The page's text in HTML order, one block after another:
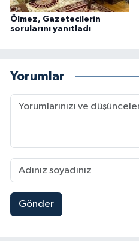
Ölmez, Gazetecilerin
sorularını yanıtladı
Yorumlar
Gönder